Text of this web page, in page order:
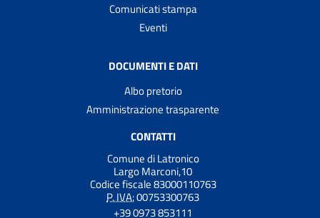
Comunicati stampa
Eventi
DOCUMENTI E DATI
Albo pretorio
Amministrazione trasparente
CONTATTI
Comune di Latronico
Largo Marconi,10
Codice fiscale 83000110763
P. IVA:00753300763
+39 0973 853111